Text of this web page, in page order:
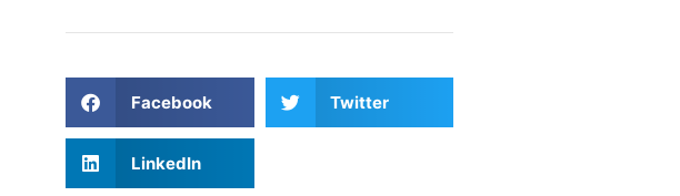
Facebook Twitter
LinkedIn